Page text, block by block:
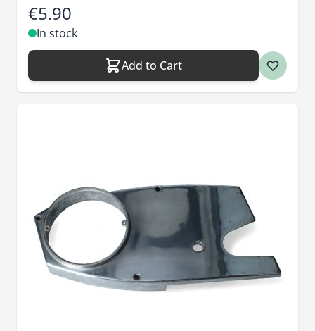
€5.90
In stock
Add to Cart